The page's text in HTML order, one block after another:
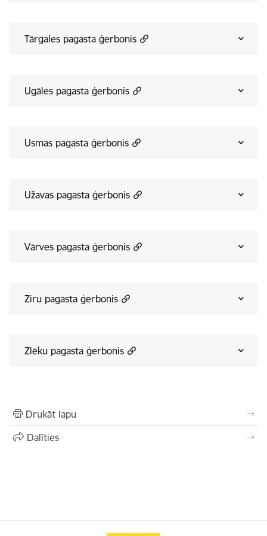
Tārgales pagasta ģerbonis
Ugāles pagasta ģerbonis
Usmas pagasta ģerbonis
Užavas pagasta ģerbonis
Vārves pagasta ģerbonis
Ziru pagasta ģerbonis
Zlēku pagasta ģerbonis
Drukāt lapu
Dalīties